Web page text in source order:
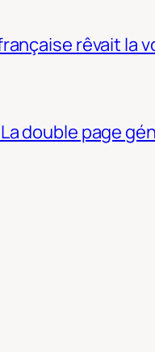
rêvait
double page